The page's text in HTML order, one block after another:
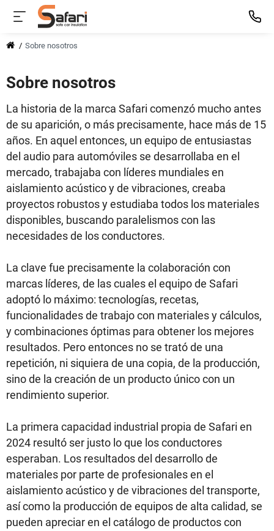
Sobre nosotros
Sobre nosotros
La historia de la marca Safari comenzó mucho antes
de su aparición, o más precisamente, hace más de 15
años. En aquel entonces, un equipo de entusiastas
del audio para automóviles se desarrollaba en el
mercado, trabajaba con líderes mundiales en
aislamiento acústico y de vibraciones, creaba
proyectos robustos y estudiaba todos los materiales
disponibles, buscando paralelismos con las
necesidades de los conductores.
La clave fue precisamente la colaboración con
marcas líderes, de las cuales el equipo de Safari
adoptó lo máximo: tecnologías, recetas,
funcionalidades de trabajo con materiales y cálculos,
y combinaciones óptimas para obtener los mejores
resultados. Pero entonces no se trató de una
repetición, ni siquiera de una copia, de la producción,
sino de la creación de un producto único con un
rendimiento superior.
La primera capacidad industrial propia de Safari en
2024 resultó ser justo lo que los conductores
esperaban. Los resultados del desarrollo de
materiales por parte de profesionales en el
aislamiento acústico y de vibraciones del transporte,
así como la producción de equipos de alta calidad, se
pueden apreciar en el catálogo de productos con